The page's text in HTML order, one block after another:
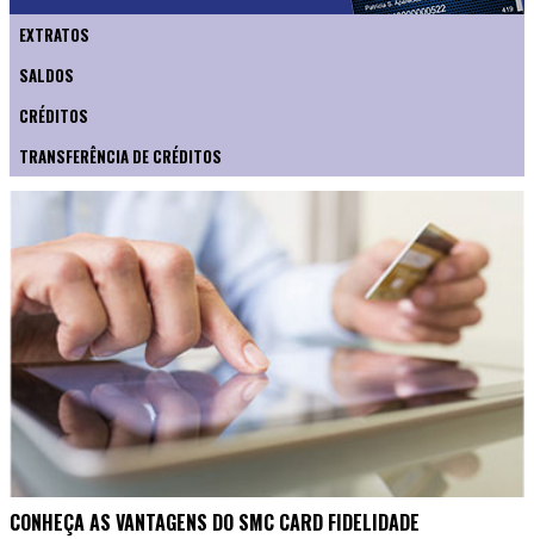
EXTRATOS
SALDOS
CRÉDITOS
TRANSFERÊNCIA DE CRÉDITOS
CONHEÇA AS VANTAGENS DO SMC CARD FIDELIDADE